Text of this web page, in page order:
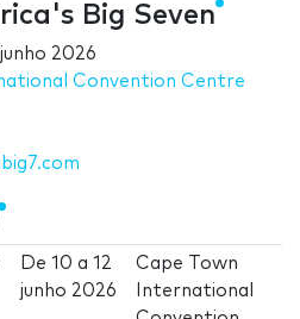
Big Seven
2026
Convention Centre
De10 a12
junho 2026
Cape Town
International